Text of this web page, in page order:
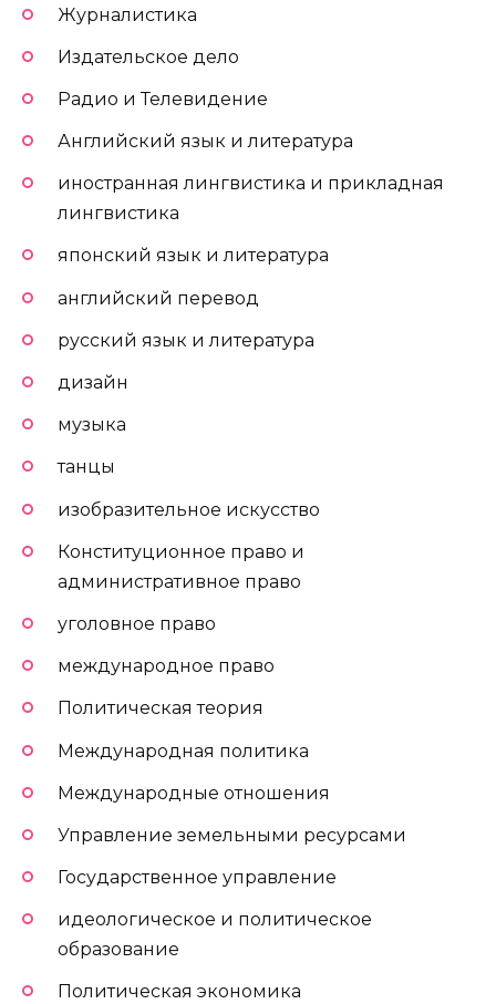
Журналистика
Издательское дело
Радио и Телевидение
Английский язык и литература
иностранная лингвистика и прикладная
лингвистика
японский язык и литература
английский перевод
русский язык и литература
дизайн
музыка
танцы
изобразительное искусство
Конституционное право и
административное право
уголовное право
международное право
Политическая теория
Международная политика
Международные отношения
Управление земельными ресурсами
Государственное управление
идеологическое и политическое
образование
Политическая экономика